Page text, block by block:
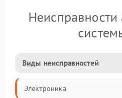
Неисправности
Виды неисправностей
Электроника